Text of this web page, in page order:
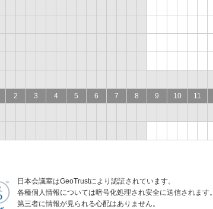
2 3 4 5 6 7 8 9 10 11
日本会議室はGeoTrustにより認証されています。
各種個人情報については暗号化処理され安全に送信されます。
第三者に情報が見られる心配はありません。